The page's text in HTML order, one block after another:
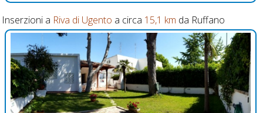
Inserzioni a Riva di Ugento a circa 15,1 km da Ruffano